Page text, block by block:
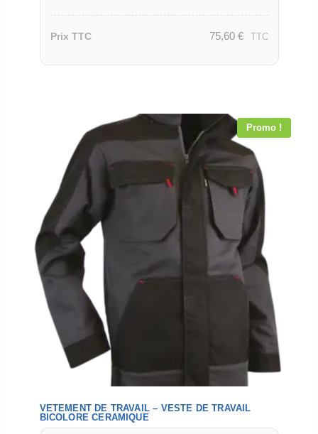
Prix TTC 75,60 € TTC
Promo !
VETEMENT DE TRAVAIL – VESTE DE TRAVAIL
BICOLORE CERAMIQUE